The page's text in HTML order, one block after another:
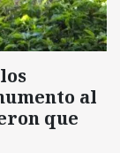
al
que